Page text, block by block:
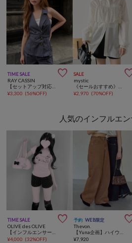
TIME SALE 
RAY CASSIN
¥3,300 (56%OFF)
SALE
mystic
¥2,970 (70%OFF)
人気のインフルエ
TIME SALE 
OLIVE des OLIVE
【インフルエンサー企画】miko necklace tee
¥4,000 (32%OFF)
予約 WEB限定
Thevon.
【Yuna企画】ハイウエストストレートデニムパンツ
¥7,920